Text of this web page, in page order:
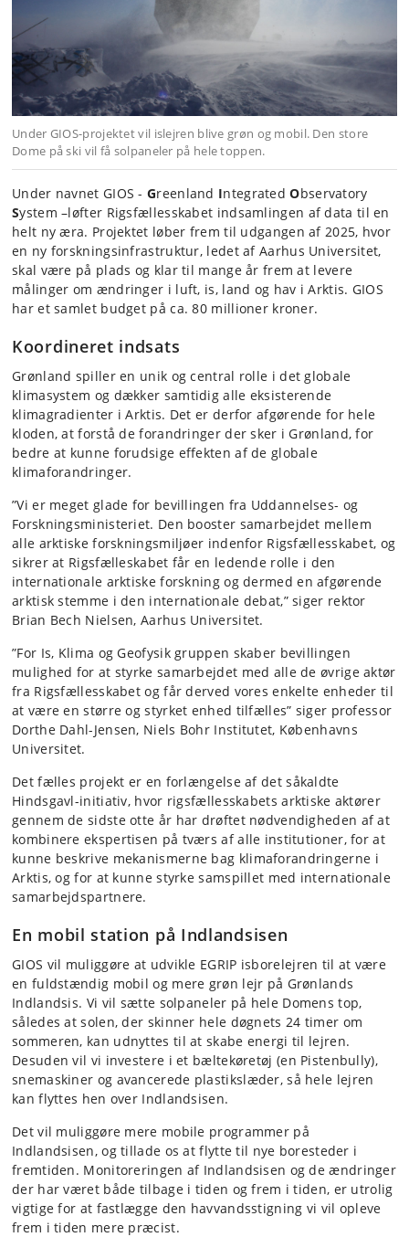
Under GIOS-projektet vil islejren blive grøn og mobil. Den store
Dome på ski vil få solpaneler på hele toppen.
Under navnet GIOS - Greenland IntegratedObservatory
System –løfter Rigsfællesskabet indsamlingen af data til en
helt ny æra. Projektet løber frem til udgangen af 2025, hvor
en ny forskningsinfrastruktur, ledet af Aarhus Universitet,
skal være på plads og klar til mange år frem at levere
målinger om ændringer i luft, is, land og hav i Arktis. GIOS
har et samlet budget på ca. 80 millioner kroner.
Koordineret indsats
Grønland spiller en unik og central rolle i det globale
klimasystem og dækker samtidig alle eksisterende
klimagradienter i Arktis. Det er derfor afgørende for hele
kloden, at forstå de forandringer der sker i Grønland, for
bedre at kunne forudsige effekten af de globale
klimaforandringer.
”Vi er meget glade for bevillingen fra Uddannelses- og
Forskningsministeriet. Den booster samarbejdet mellem
alle arktiske forskningsmiljøer indenfor Rigsfællesskabet, og
sikrer at Rigsfælleskabet får en ledende rolle i den
internationale arktiske forskning og dermed en afgørende
arktisk stemme i den internationale debat,” siger rektor
Brian Bech Nielsen, Aarhus Universitet.
”For Is, Klima og Geofysik gruppen skaber bevillingen
mulighed for at styrke samarbejdet med alle de øvrige aktør
fra Rigsfællesskabet og får derved vores enkelte enheder til
at være en større og styrket enhed tilfælles” siger professor
Dorthe Dahl-Jensen, Niels Bohr Institutet, Københavns
Universitet.
Det fælles projekt er en forlængelse af det såkaldte
Hindsgavl-initiativ, hvor rigsfællesskabets arktiske aktører
gennem de sidste otte år har drøftet nødvendigheden af at
kombinere ekspertisen på tværs af alle institutioner, for at
kunne beskrive mekanismerne bag klimaforandringerne i
Arktis, og for at kunne styrke samspillet med internationale
samarbejdspartnere.
En mobil station på Indlandsisen
GIOS vil muliggøre at udvikle EGRIP isborelejren til at være
en fuldstændig mobil og mere grøn lejr på Grønlands
Indlandsis. Vi vil sætte solpaneler på hele Domens top,
således at solen, der skinner hele døgnets 24 timer om
sommeren, kan udnyttes til at skabe energi til lejren.
Desuden vil vi investere i et bæltekøretøj (en Pistenbully),
snemaskiner og avancerede plastikslæder, så hele lejren
kan flyttes hen over Indlandsisen.
Det vil muliggøre mere mobile programmer på
Indlandsisen, og tillade os at flytte til nye boresteder i
fremtiden. Monitoreringen af Indlandsisen og de ændringer
der har været både tilbage i tiden og frem i tiden, er utrolig
vigtige for at fastlægge den havvandsstigning vi vil opleve
frem i tiden mere præcist.